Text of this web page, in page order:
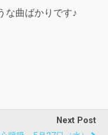
な曲ばかりです♪
Next Post